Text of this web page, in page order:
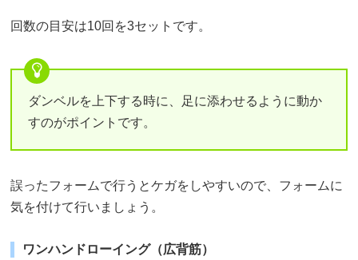
回数の目安は10回を3セットです。
ダンベルを上下する時に、足に添わせるように動か
すのがポイントです。
誤ったフォームで行うとケガをしやすいので、フォームに
気を付けて行いましょう。
ワンハンドローイング（広背筋）